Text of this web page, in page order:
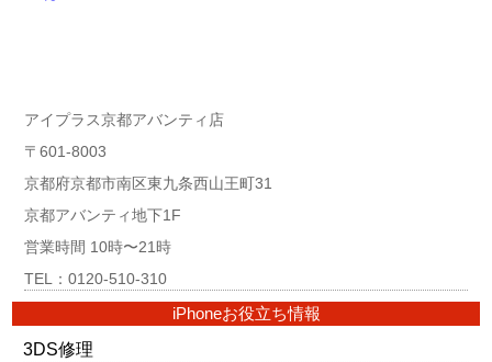
アイプラス京都アバンティ店
〒601-8003
京都府京都市南区東九条西山王町31
京都アバンティ地下1F
営業時間 10時〜21時
TEL：0120-510-310
iPhoneお役立ち情報
3DS修理